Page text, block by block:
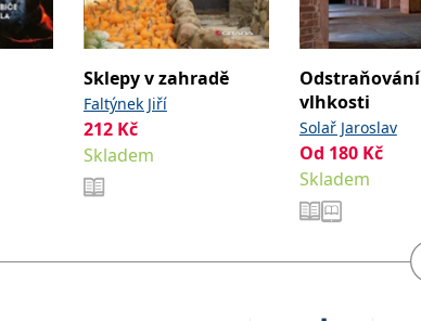
Sklepy v zahradě
Faltýnek Jiří
212 Kč
Skladem
Odstraňování
vlhkosti
Solař Jaroslav
Od 180 Kč
Skladem